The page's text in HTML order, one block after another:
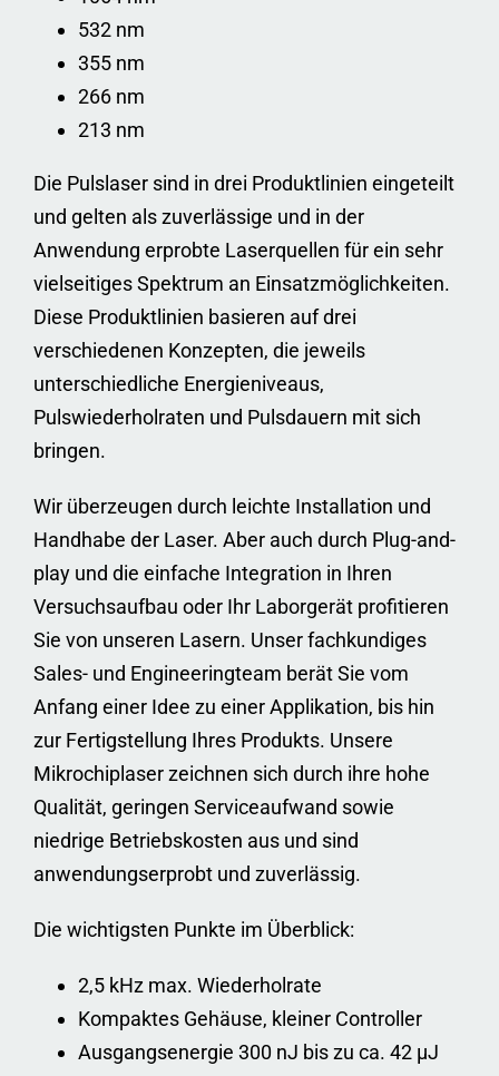
532 nm
355 nm
266 nm
213 nm
Die Pulslaser sind in drei Produktlinien eingeteilt
und gelten als zuverlässige und in der
Anwendung erprobte Laserquellen für ein sehr
vielseitiges Spektrum an Einsatzmöglichkeiten.
Diese Produktlinien basieren auf drei
verschiedenen Konzepten, die jeweils
unterschiedliche Energieniveaus,
Pulswiederholraten und Pulsdauern mit sich
bringen.
Wir überzeugen durch leichte Installation und
Handhabe der Laser. Aber auch durch Plug-and-
play und die einfache Integration in Ihren
Versuchsaufbau oder Ihr Laborgerät profitieren
Sie von unseren Lasern. Unser fachkundiges
Sales- und Engineeringteam berät Sie vom
Anfang einer Idee zu einer Applikation, bis hin
zur Fertigstellung Ihres Produkts. Unsere
Mikrochiplaser zeichnen sich durch ihre hohe
Qualität, geringen Serviceaufwand sowie
niedrige Betriebskosten aus und sind
anwendungserprobt und zuverlässig.
Die wichtigsten Punkte im Überblick:
2,5 kHz max. Wiederholrate
Kompaktes Gehäuse, kleiner Controller
Ausgangsenergie 300 nJ bis zu ca. 42 µJ